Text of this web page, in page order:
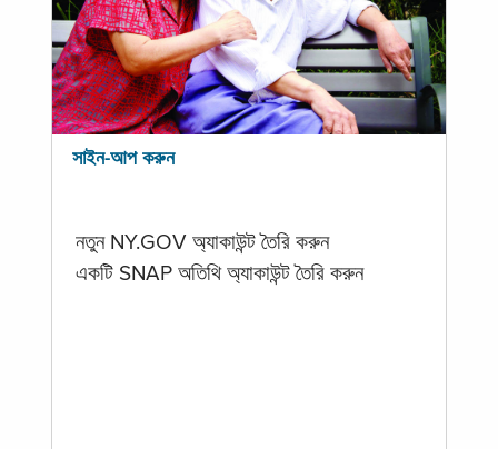
সাইন-আপ করুন
নতুন NY.GOV অ্যাকাউন্ট তৈরি করুন
একটি SNAP অতিথি অ্যাকাউন্ট তৈরি করুন